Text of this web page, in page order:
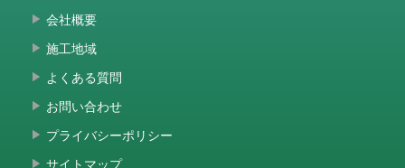
会社概要
施工地域
よくある質問
お問い合わせ
プライバシーポリシー
サイトマップ